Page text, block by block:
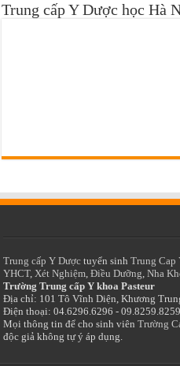
Trung cấp Y Dược học Hà
Trung cấp Y Dược tuyển sinhTrung Cap
YHCT,Xét Nghiệm,Điều Dưỡng,Nha
Trường Trung cấp Y khoa Pasteur
Địa chỉ: 101 Tô Vĩnh Diện, Khương
Điện thoại: 04.6296.6296 - 09.8259.8259
Mọi thông tin để cho sinh viênTrường
độc giả không tự ý áp dụng.